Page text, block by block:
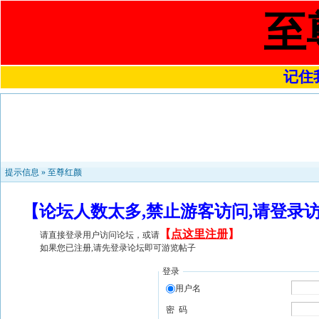
至
记住
提示信息 » 至尊红颜
【论坛人数太多,禁止游客访问,请登
请直接登录用户访问论坛，或请 【 点这里注册】
如果您已注册,请先登录论坛即可游览帖子
登录
用户名
密 码